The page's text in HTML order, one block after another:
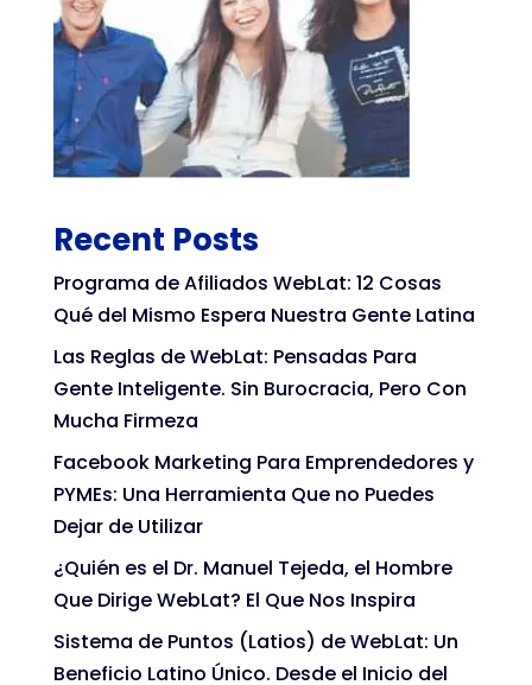
Recent Posts
Programa de Afiliados WebLat: 12 Cosas
Qué del Mismo Espera Nuestra Gente Latina
Las Reglas de WebLat: Pensadas Para
Gente Inteligente. Sin Burocracia, Pero Con
Mucha Firmeza
Facebook Marketing Para Emprendedores y
PYMEs: Una Herramienta Que no Puedes
Dejar de Utilizar
¿Quién es el Dr. Manuel Tejeda, el Hombre
Que Dirige WebLat? El Que Nos Inspira
Sistema de Puntos (Latios) de WebLat: Un
Beneficio Latino Único. Desde el Inicio del